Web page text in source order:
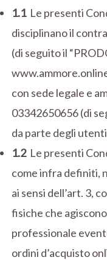
1.1 Le presenti
disciplinano il
(di seguito il
con sede legale e
03342650656 (di
da parte degli
1.2 Le presenti
come infra definiti,
ai sensi dell’art. 3,
fisiche che
professionale
ordini d’acquisto